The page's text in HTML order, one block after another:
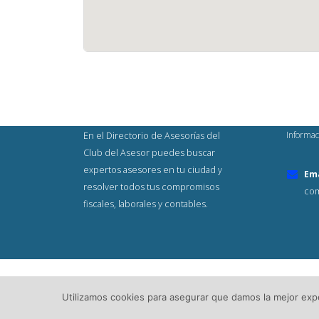
En el Directorio de Asesorías del
Club del Asesor puedes buscar
expertos asesores en tu ciudad y
resolver todos tus compromisos
fiscales, laborales y contables.
Utilizamos cookies para asegurar que damos la mejor